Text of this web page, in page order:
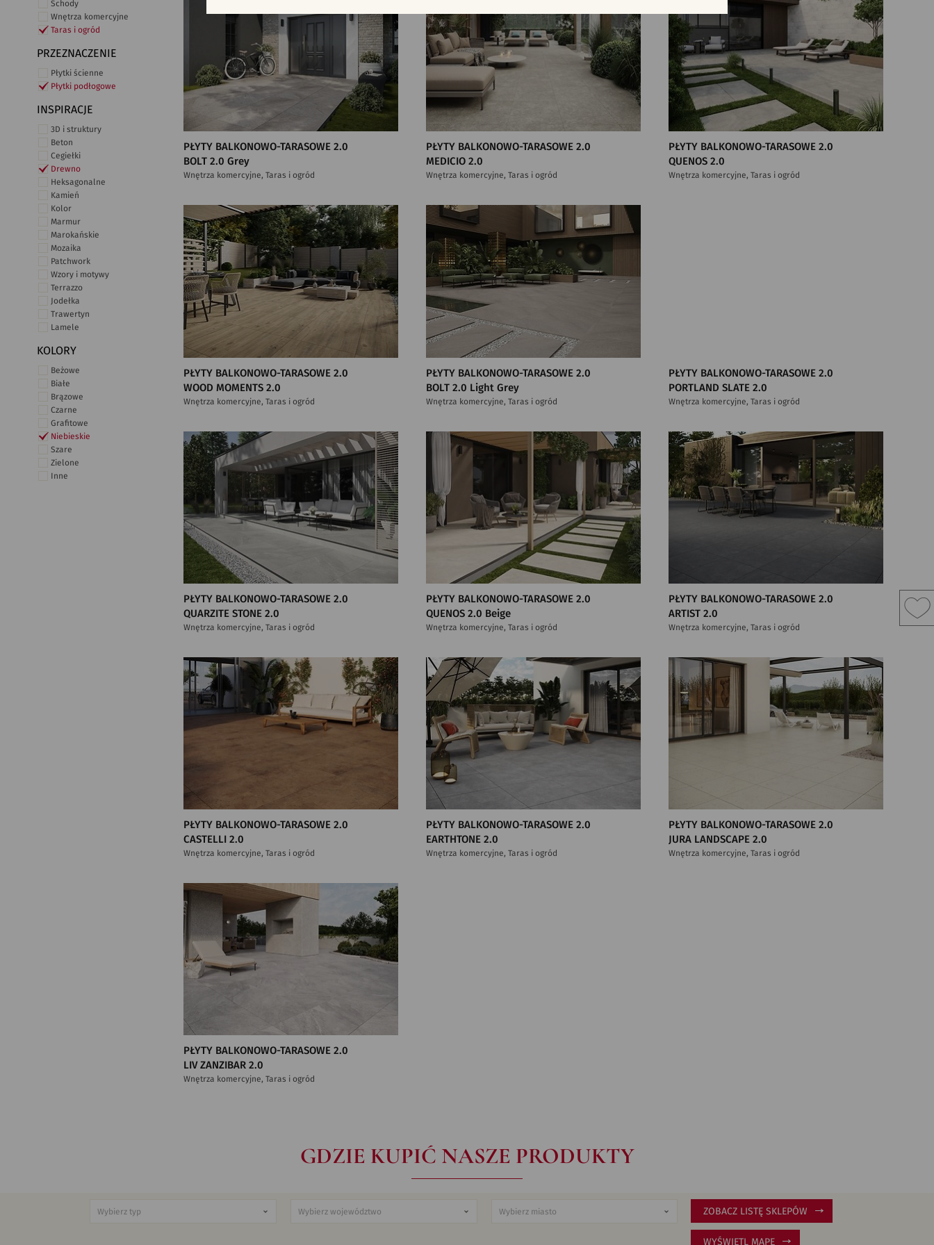
Schody
Wnętrza komercyjne
Taras i ogród
PRZEZNACZENIE
Płytki ścienne
Płytki podłogowe
INSPIRACJE
3D i struktury
Beton
Cegiełki
Drewno
Heksagonalne
Kamień
Kolor
Marmur
Marokańskie
Mozaika
Patchwork
Wzory i motywy
Terrazzo
Jodełka
Trawertyn
Lamele
KOLORY
Beżowe
Białe
Brązowe
Czarne
Grafitowe
Niebieskie
Szare
Zielone
Inne
PŁYTY BALKONOWO-TARASOWE 2.0
BOLT 2.0 Grey
Wnętrza komercyjne, Taras i ogród
PŁYTY BALKONOWO-TARASOWE 2.0
MEDICIO 2.0
Wnętrza komercyjne, Taras i ogród
PŁYTY BALKONOWO-TARASOWE 2.0
QUENOS 2.0
Wnętrza komercyjne, Taras i ogród
PŁYTY BALKONOWO-TARASOWE 2.0
WOOD MOMENTS 2.0
Wnętrza komercyjne, Taras i ogród
PŁYTY BALKONOWO-TARASOWE 2.0
BOLT 2.0 Light Grey
Wnętrza komercyjne, Taras i ogród
PŁYTY BALKONOWO-TARASOWE 2.0
PORTLAND SLATE 2.0
Wnętrza komercyjne, Taras i ogród
PŁYTY BALKONOWO-TARASOWE 2.0
QUARZITE STONE 2.0
Wnętrza komercyjne, Taras i ogród
PŁYTY BALKONOWO-TARASOWE 2.0
QUENOS 2.0 Beige
Wnętrza komercyjne, Taras i ogród
PŁYTY BALKONOWO-TARASOWE 2.0
ARTIST 2.0
Wnętrza komercyjne, Taras i ogród
PŁYTY BALKONOWO-TARASOWE 2.0
CASTELLI 2.0
Wnętrza komercyjne, Taras i ogród
PŁYTY BALKONOWO-TARASOWE 2.0
EARTHTONE 2.0
Wnętrza komercyjne, Taras i ogród
PŁYTY BALKONOWO-TARASOWE 2.0
JURA LANDSCAPE 2.0
Wnętrza komercyjne, Taras i ogród
PŁYTY BALKONOWO-TARASOWE 2.0
LIV ZANZIBAR 2.0
Wnętrza komercyjne, Taras i ogród
GDZIE KUPIĆ NASZE PRODUKTY
ZOBACZ LISTĘ SKLEPÓW
WYŚWIETL MAPĘ